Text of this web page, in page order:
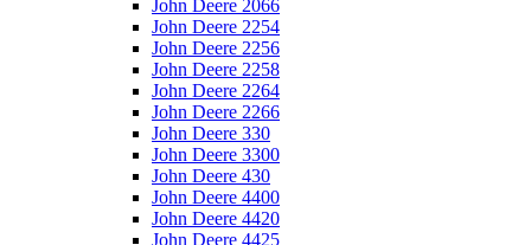
John Deere 2066
John Deere 2254
John Deere 2256
John Deere 2258
John Deere 2264
John Deere 2266
John Deere 330
John Deere 3300
John Deere 430
John Deere 4400
John Deere 4420
John Deere 4425